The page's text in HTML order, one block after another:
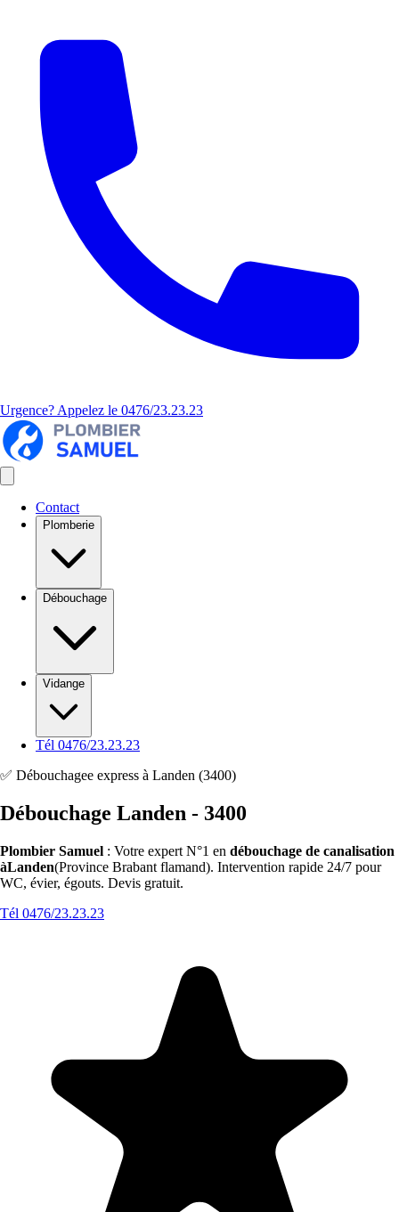
Urgence? Appelez le 0476/23.23.23
Contact
Plomberie
Débouchage
Vidange
Tél 0476/23.23.23
✅ Débouchagee express à Landen (3400)
Débouchage Landen - 3400
Plombier Samuel : Votre expert N°1 en débouchage de canalisation
àLanden(Province Brabant flamand). Intervention rapide 24/7 pour
WC, évier, égouts. Devis gratuit.
Tél 0476/23.23.23